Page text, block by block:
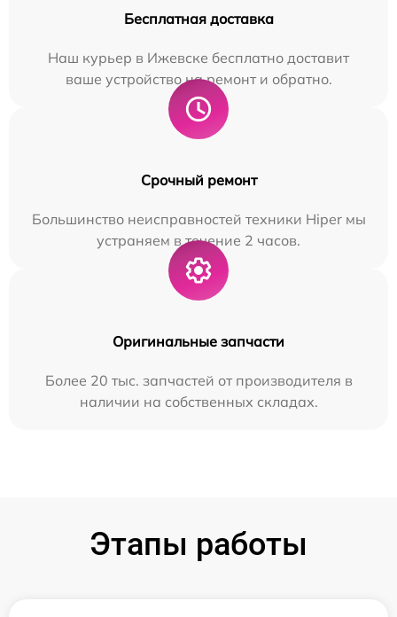
Бесплатная доставка
Наш курьер в Ижевске бесплатно доставит
ваше устройство на ремонт и обратно.
Срочный ремонт
Большинство неисправностей техники Hiper мы
устраняем в течение 2 часов.
Оригинальные запчасти
Более 20 тыс. запчастей от производителя в
наличии на собственных складах.
Этапы работы